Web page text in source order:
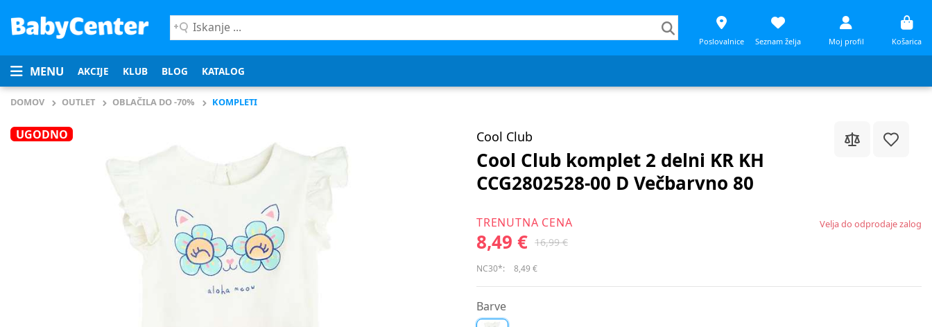
Iskanje
...
Poslovalnice Seznam želja Moj profil Košarica
MENU AKCIJE KLUB BLOG KATALOG
DOMOV OUTLET OBLAČILA DO -70% KOMPLETI
UGODNO Cool Club
Cool Club komplet 2 delni KR KH
CCG2802528-00 D Večbarvno 80
TRENUTNA CENA
8,49 € 16,99 €
Velja do odprodaje zalog
NC30*: 8,49 €
Barve